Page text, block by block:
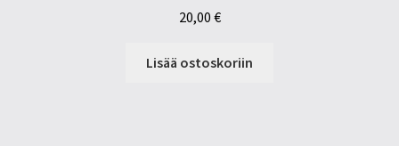
20,00 €
Lisää ostoskoriin